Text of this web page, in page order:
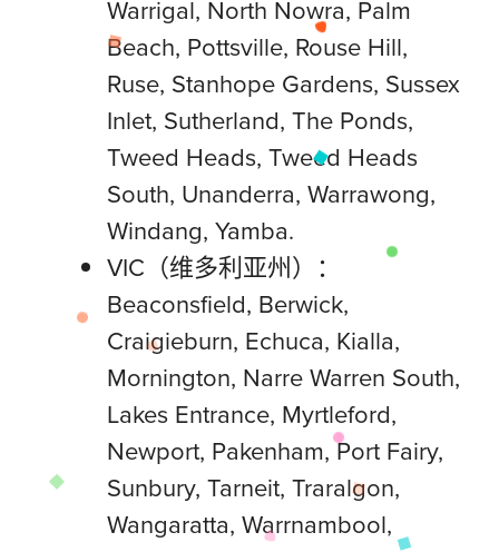
Warrigal, North Nowra, Palm
Beach, Pottsville, Rouse Hill,
Ruse, Stanhope Gardens, Sussex
Inlet, Sutherland, The Ponds,
Tweed Heads, Tweed Heads
South, Unanderra, Warrawong,
Windang, Yamba.
VIC（维多利亚州）：
Beaconsfield, Berwick,
Craigieburn, Echuca, Kialla,
Mornington, Narre Warren South,
Lakes Entrance, Myrtleford,
Newport, Pakenham, Port Fairy,
Sunbury, Tarneit, Traralgon,
Wangaratta, Warrnambool,